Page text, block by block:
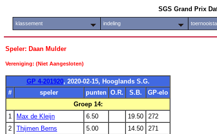
SGS Grand Prix
klassement indeling
Speler: Daan Mulder
Vereniging: (Niet Aangesloten)
GP 4-201920, 2020-02-15, Hooglands S.G.
#
speler punten O.R. S.B.
GP-elo
Groep 14:
1
Max de Kleijn 6.50 19.50
272
2
Thijmen Berns 5.00 14.50
271